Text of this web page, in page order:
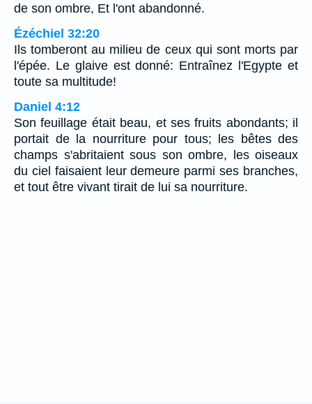
de son ombre, Et l'ont abandonné.
Ézéchiel 32:20
Ils tomberont au milieu de ceux qui sont morts par
l'épée. Le glaive est donné: Entraînez l'Egypte et
toute sa multitude!
Daniel 4:12
Son feuillage était beau, et ses fruits abondants; il
portait de la nourriture pour tous; les bêtes des
champs s'abritaient sous son ombre, les oiseaux
du ciel faisaient leur demeure parmi ses branches,
et tout être vivant tirait de lui sa nourriture.